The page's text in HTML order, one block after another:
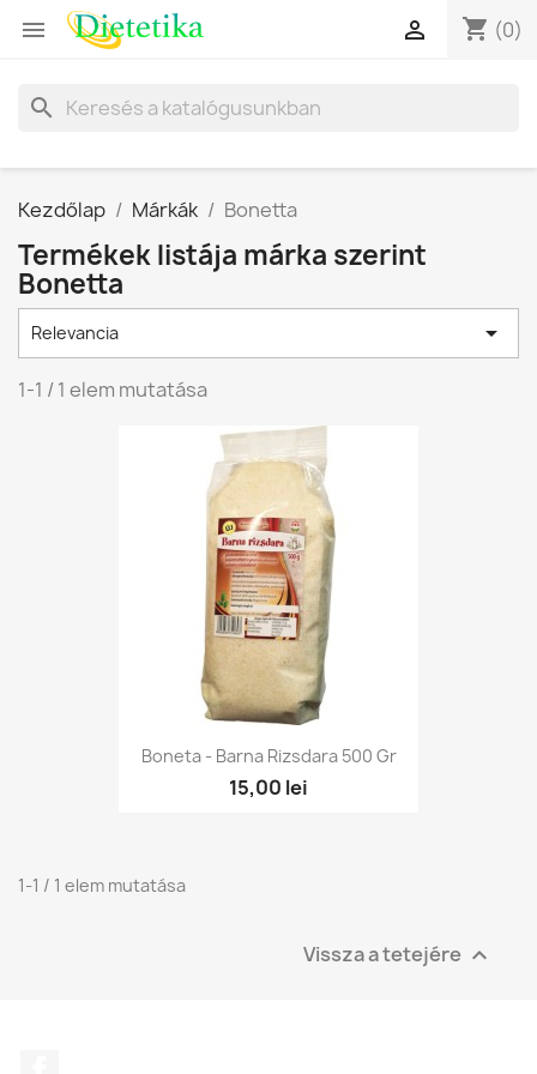
 shopping_cart (0)

search
Kezdőlap Márkák Bonetta
Termékek listája márka szerint
Bonetta
Relevancia 
1-1 / 1 elem mutatása
Boneta - Barna Rizsdara 500 Gr
15,00 lei
1-1 / 1 elem mutatása
Vissza a tetejére 